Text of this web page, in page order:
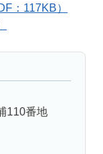
：117KB）
110番地